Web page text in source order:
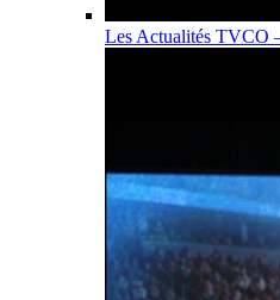
Les Actualités TVCO